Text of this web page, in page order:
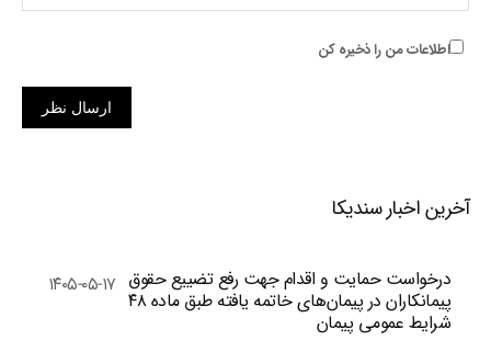
اطلاعات من را ذخیره کن
ارسال نظر
آخرین اخبار سندیکا
درخواست حمایت و اقدام جهت رفع تضییع حقوق
پیمانکاران در پیمان‌های خاتمه یافته طبق ماده ۴۸
شرایط عمومی پیمان
۱۴۰۵-۰۵-۱۷